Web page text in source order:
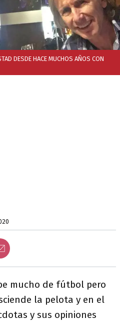
DESDE HACE MUCHOS AÑOS CON
mucho de fútbol pero
la pelota y en el
y sus opiniones